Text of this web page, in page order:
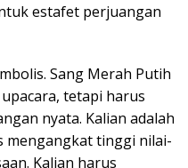
estafet perjuangan
Sang Merah Putih
tetapi harus
nyata. Kalian adalah
mengangkat tinggi nilai-
Kalian harus